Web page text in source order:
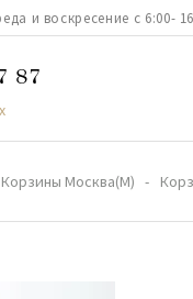
и воскресение с 6:00-
87
Корзины Москва(М)